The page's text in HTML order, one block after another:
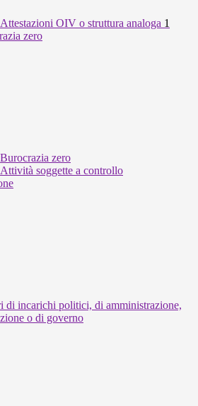
Attestazioni OIV o struttura analoga 1
zero
Burocrazia zero
Attività soggette a controllo
di incarichi politici, di amministrazione,
o di governo